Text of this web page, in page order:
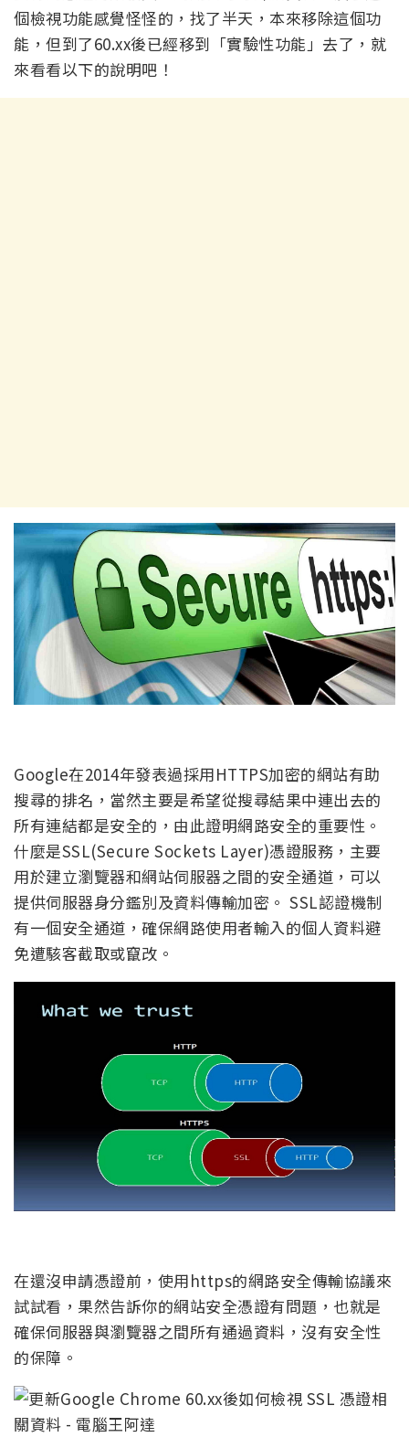
個檢視功能感覺怪怪的，找了半天，本來移除這個功
能，但到了60.xx後已經移到「實驗性功能」去了，就
來看看以下的說明吧！
Google在2014年發表過採用HTTPS加密的網站有助
搜尋的排名，當然主要是希望從搜尋結果中連出去的
所有連結都是安全的，由此證明網路安全的重要性。
什麼是SSL(Secure Sockets Layer)憑證服務，主要
用於建立瀏覽器和網站伺服器之間的安全通道，可以
提供伺服器身分鑑別及資料傳輸加密。 SSL認證機制
有一個安全通道，確保網路使用者輸入的個人資料避
免遭駭客截取或竄改。
在還沒申請憑證前，使用https的網路安全傳輸協議來
試試看，果然告訴你的網站安全憑證有問題，也就是
確保伺服器與瀏覽器之間所有通過資料，沒有安全性
的保障。